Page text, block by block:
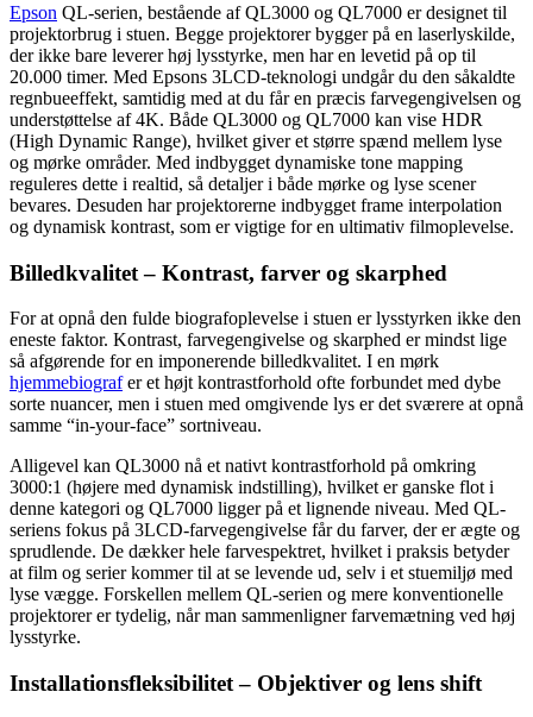
Epson QL-serien, bestående af QL3000 og QL7000 er designet til
projektorbrug i stuen. Begge projektorer bygger på en laserlyskilde,
der ikke bare leverer høj lysstyrke, men har en levetid på op til
20.000 timer. Med Epsons 3LCD-teknologi undgår du den såkaldte
regnbueeffekt, samtidig med at du får en præcis farvegengivelsen og
understøttelse af 4K. Både QL3000 og QL7000 kan vise HDR
(High Dynamic Range), hvilket giver et større spænd mellem lyse
og mørke områder. Med indbygget dynamiske tone mapping
reguleres dette i realtid, så detaljer i både mørke og lyse scener
bevares. Desuden har projektorerne indbygget frame interpolation
og dynamisk kontrast, som er vigtige for en ultimativ filmoplevelse.
Billedkvalitet – Kontrast, farver og skarphed
For at opnå den fulde biografoplevelse i stuen er lysstyrken ikke den
eneste faktor. Kontrast, farvegengivelse og skarphed er mindst lige
så afgørende for en imponerende billedkvalitet. I en mørk
hjemmebiografer et højt kontrastforhold ofte forbundet med dybe
sorte nuancer, men i stuen med omgivende lys er det sværere at opnå
samme “in-your-face” sortniveau.
Alligevel kan QL3000 nå et nativt kontrastforhold på omkring
3000:1 (højere med dynamisk indstilling), hvilket er ganske flot i
denne kategori og QL7000 ligger på et lignende niveau. Med QL-
seriens fokus på 3LCD-farvegengivelse får du farver, der er ægte og
sprudlende. De dækker hele farvespektret, hvilket i praksis betyder
at film og serier kommer til at se levende ud, selv i et stuemiljø med
lyse vægge. Forskellen mellem QL-serien og mere konventionelle
projektorer er tydelig, når man sammenligner farvemætning ved høj
lysstyrke.
Installationsfleksibilitet – Objektiver og lens shift